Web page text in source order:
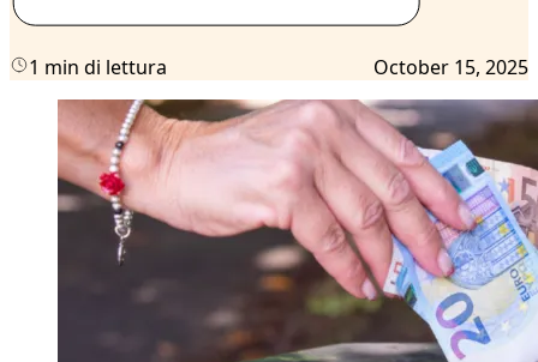
1 min di lettura October 15, 2025